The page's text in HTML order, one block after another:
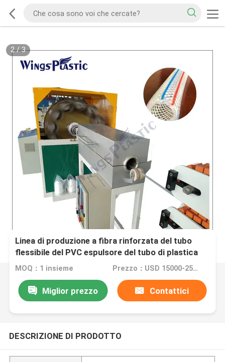
2/3
Linea di produzione a fibra rinforzata del tubo
flessibile del PVC espulsore del tubo di plastica
MOQ：1 insieme Prezzo：USD 15000-25000 per set
Miglior prezzo Contattici
DESCRIZIONE DI PRODOTTO